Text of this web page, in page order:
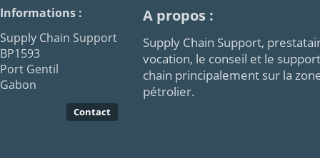
Informations :
Supply Chain Support
BP1593
Port Gentil
Gabon
Contact
A propos :
Supply Chain Support,
vocation, le conseil et le
chain principalement sur la
pétrolier.